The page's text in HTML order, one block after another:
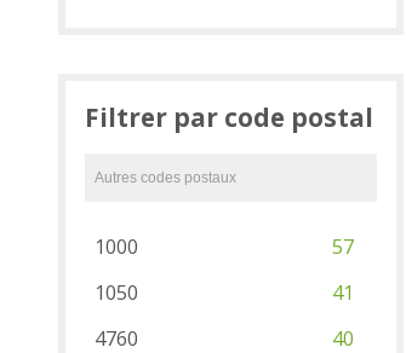
Filtrer par code postal
1000
57
1050
41
4760
40